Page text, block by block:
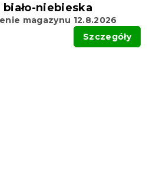
biało-niebieska
magazynu 12.8.2026
Szczegóły